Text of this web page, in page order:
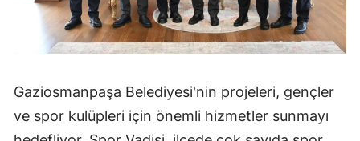
Gaziosmanpaşa Belediyesi'nin projeleri, gençler
ve spor kulüpleri için önemli hizmetler sunmayı